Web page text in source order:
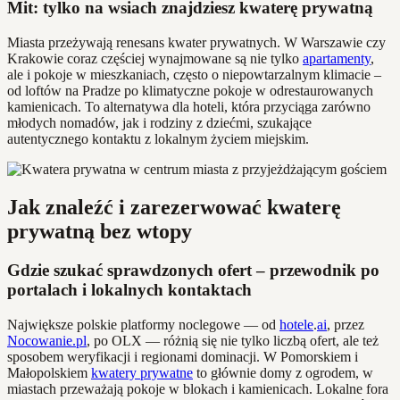
Mit: tylko na wsiach znajdziesz kwaterę prywatną
Miasta przeżywają renesans kwater prywatnych. W Warszawie czy
Krakowie coraz częściej wynajmowane są nie tylko apartamenty,
ale i pokoje w mieszkaniach, często o niepowtarzalnym klimacie –
od loftów na Pradze po klimatyczne pokoje w odrestaurowanych
kamienicach. To alternatywa dla hoteli, która przyciąga zarówno
młodych nomadów, jak i rodziny z dziećmi, szukające
autentycznego kontaktu z lokalnym życiem miejskim.
Jak znaleźć i zarezerwować kwaterę
prywatną bez wtopy
Gdzie szukać sprawdzonych ofert – przewodnik po
portalach i lokalnych kontaktach
Największe polskie platformy noclegowe — od hotele.ai, przez
Nocowanie.pl, po OLX — różnią się nie tylko liczbą ofert, ale też
sposobem weryfikacji i regionami dominacji. W Pomorskiem i
Małopolskiem kwatery prywatne to głównie domy z ogrodem, w
miastach przeważają pokoje w blokach i kamienicach. Lokalne fora